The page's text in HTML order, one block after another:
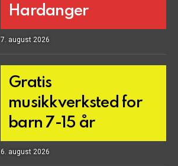
Hardanger
7. august 2026
Gratis
musikkverksted for
barn 7-15 år
6. august 2026